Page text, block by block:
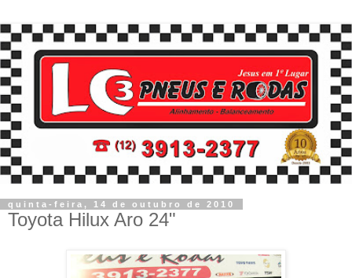
quinta-feira, 14 de outubro de 2010
Toyota Hilux Aro 24"